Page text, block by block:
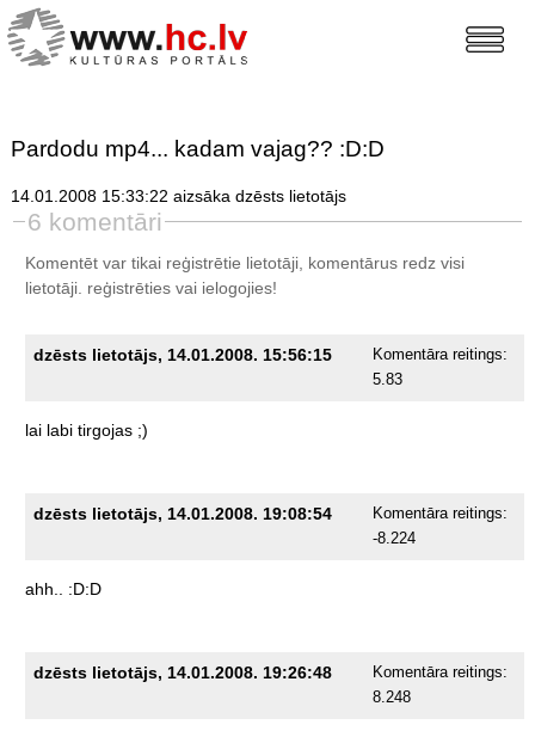
Pardodu mp4... kadam vajag?? :D:D
14.01.2008 15:33:22 aizsāka dzēsts lietotājs
6 komentāri
Komentēt var tikai reģistrētie lietotāji, komentārus redz visi
lietotāji. reģistrētiesvai ielogojies!
dzēsts lietotājs, 14.01.2008. 15:56:15
Komentāra reitings:
5.83
lai labi tirgojas ;)
dzēsts lietotājs, 14.01.2008. 19:08:54
Komentāra reitings:
-8.224
ahh.. :D:D
dzēsts lietotājs, 14.01.2008. 19:26:48
Komentāra reitings:
8.248